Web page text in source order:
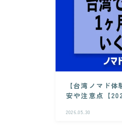
【台湾ノマド
安や注意点【
2026.05.30